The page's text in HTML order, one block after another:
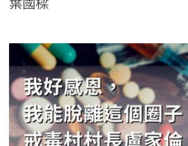
葉國樑